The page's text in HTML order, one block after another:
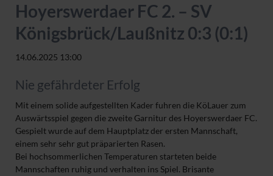
Hoyerswerdaer FC 2. – SV
Königsbrück/Laußnitz 0:3 (0:1)
14.06.2025 13:00
Nie gefährdeter Erfolg
Mit einem solide aufgestellten Kader fuhren die KöLauer zum
Auswärtsspiel gegen die zweite Garnitur des Hoyerswerdaer FC.
Gespielt wurde auf dem Hauptplatz der ersten Mannschaft,
einem sehr sehr gut präparierten Rasen.
Bei hochsommerlichen Temperaturen starteten beide
Mannschaften ruhig und verhalten ins Spiel. Brisante